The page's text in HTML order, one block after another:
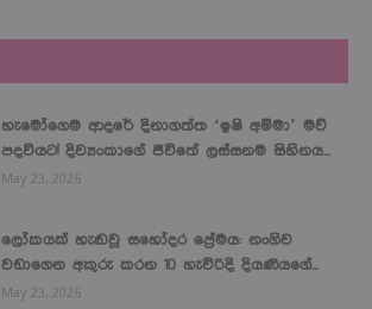
හැමෝගෙම ආදරේ දිනාගත්ත ‘ඉෂි අම්මා’ මව්
පදවියට! දිව්‍යංකාගේ ජීවිතේ ලස්සනම සිහිනය...
May 23, 2026
ලෝකයක් හැඬවූ සහෝදර ප්‍රේමය: නංගිව
වඩාගෙන අකුරු කරන 10 හැවිරිදි දියණියගේ...
May 23, 2026